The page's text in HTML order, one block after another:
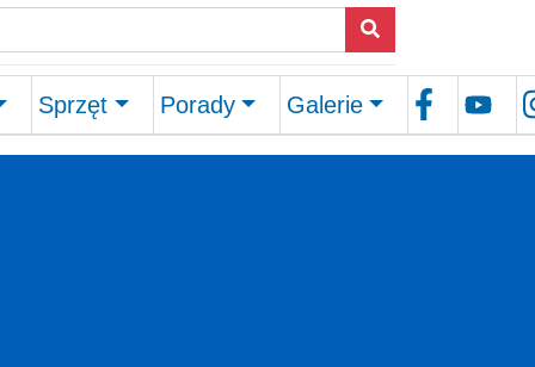
Sprzęt Porady Galerie